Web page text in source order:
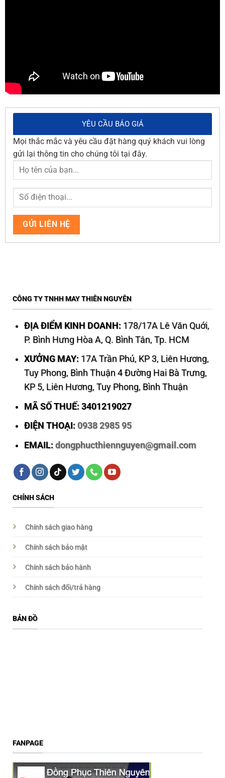
YÊU CẦU BÁO GIÁ
Mọi thắc mắc và yêu cầu đặt hàng quý khách vui lòng
gửi lại thông tin cho chúng tôi tại đây.
CÔNG TY TNHH MAY THIÊN NGUYÊN
ĐỊA ĐIỂM KINH DOANH: 178/17A Lê Văn Quới,
P. Bình Hưng Hòa A, Q. Bình Tân, Tp. HCM
XƯỞNG MAY: 17A Trần Phú, KP 3, Liên Hương,
Tuy Phong, Bình Thuận 4 Đường Hai Bà Trưng,
KP 5, Liên Hương, Tuy Phong, Bình Thuận
MÃ SỐ THUẾ: 3401219027
ĐIỆN THOẠI: 0938 2985 95
EMAIL: dongphucthiennguyen@gmail.com
CHÍNH SÁCH
Chính sách giao hàng
Chính sách bảo mật
Chính sách bảo hành
Chính sách đổi/trả hàng
BẢN ĐỒ
FANPAGE